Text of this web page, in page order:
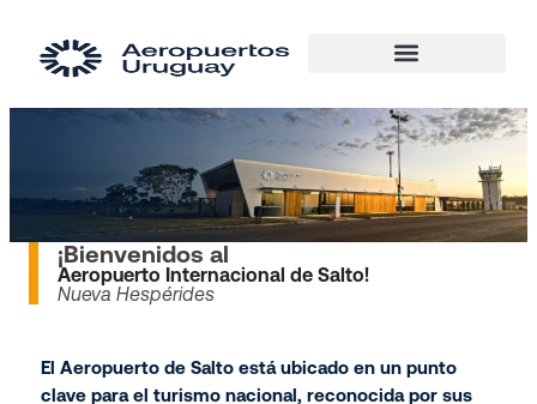
¡Bienvenidos al
Aeropuerto Internacional de Salto!
Nueva Hespérides
El Aeropuerto de Salto está ubicado en un punto
clave para el turismo nacional, reconocida por sus